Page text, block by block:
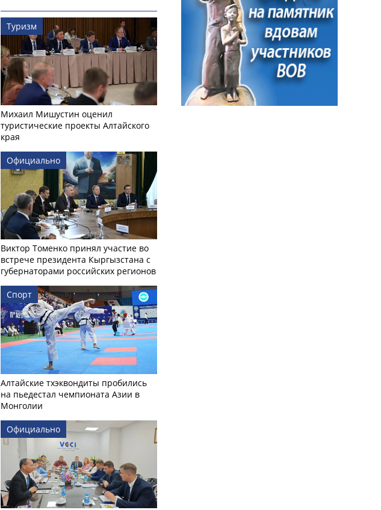
Туризм
Михаил Мишустин оценил
туристические проекты Алтайского
края
Официально
Виктор Томенко принял участие во
встрече президента Кыргызстана с
губернаторами российских регионов
Спорт
Алтайские тхэквондиты пробились
на пьедестал чемпионата Азии в
Монголии
Официально